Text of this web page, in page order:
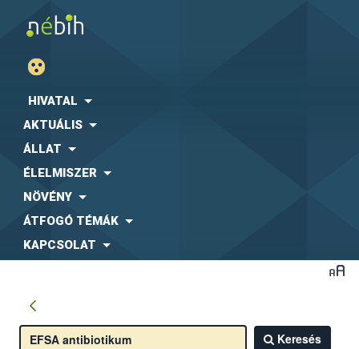
HIVATAL
AKTUÁLIS
ÁLLAT
ÉLELMISZER
NÖVÉNY
ÁTFOGÓ TÉMÁK
KAPCSOLAT
Keresés